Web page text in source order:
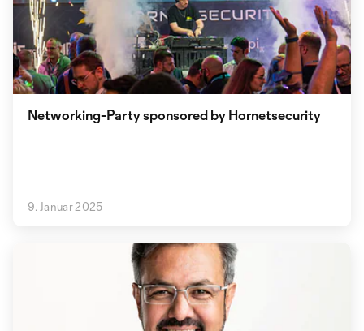
Networking-Party sponsored by Hornetsecurity
9. Januar 2025